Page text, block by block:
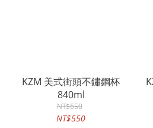
KZM 美式街頭不鏽鋼杯
840ml
NT$650
NT$550